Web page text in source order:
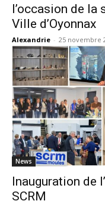
l’occasion de la
Ville d’Oyonnax
Alexandrie - 25 novembre
News
Inauguration de
SCRM